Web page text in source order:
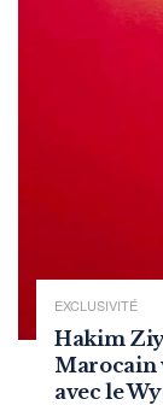
EXCLUSIVITÉ
Hakim
Marocain
avec le